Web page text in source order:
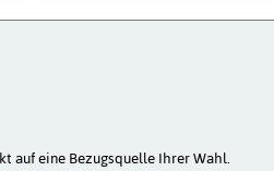
auf eine Bezugsquelle Ihrer Wahl.